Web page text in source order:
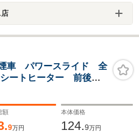
店
車 パワースライド 全
ートヒーター 前後ド
ートキー フラット
ドランプ フォグラン
額
9万円
本体価格
124.9万円